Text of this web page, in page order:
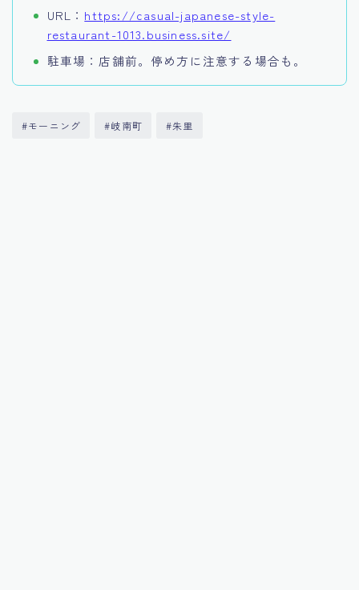
URL： https://casual-japanese-style-
restaurant-1013.business.site/
駐車場：店舗前。停め方に注意する場合も。
#モーニング #岐南町 #朱里